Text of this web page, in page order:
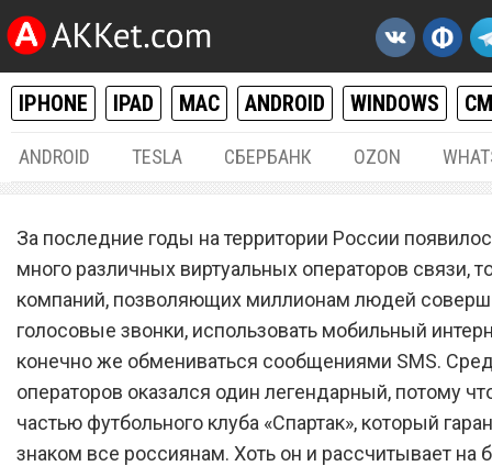
IPHONE IPAD MAC ANDROID WINDOWS
ANDROID TESLA СБЕРБАНК OZON
Легендарный сотовый
запустил самый дешевый
тарифный план с 60 ГБ
мобильного интернета и
минутами разговоров
За последние годы на территории России
много различных виртуальных операторов связи,
компаний, позволяющих миллионам людей
голосовые звонки, использовать мобильный
конечно же обмениваться сообщениями SMS.
операторов оказался один легендарный, потому
частью футбольного клуба «Спартак», который
знаком все россиянам. Хоть он и рассчитывает на